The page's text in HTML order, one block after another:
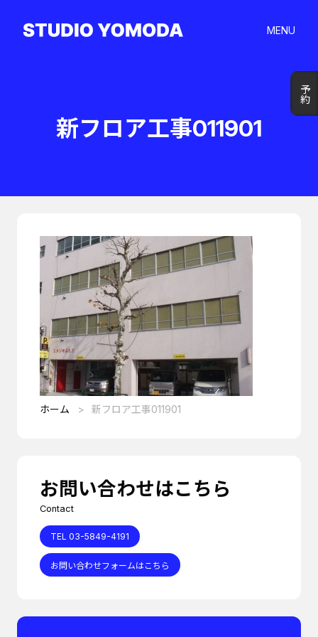
MENU
予約
予約
新フロア工事011901
ホーム 新フロア工事011901
お問い合わせはこちら
Contact
TEL 03-5849-4191
お問い合わせフォームはこちら